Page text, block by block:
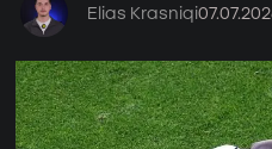
Elias Krasniqi